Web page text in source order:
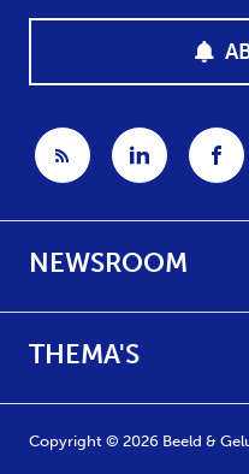
NEWSROOM
THEMA'S
Copyright © 2026 Beeld &